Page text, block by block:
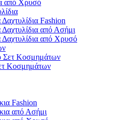
από Χρυσό
Δαχτυλίδια Fashion
Δαχτυλίδια από Ασήμι
Δαχτυλίδια από Χρυσό
Σετ Κοσμημάτων
Κοσμημάτων
Fashion
από Ασήμι